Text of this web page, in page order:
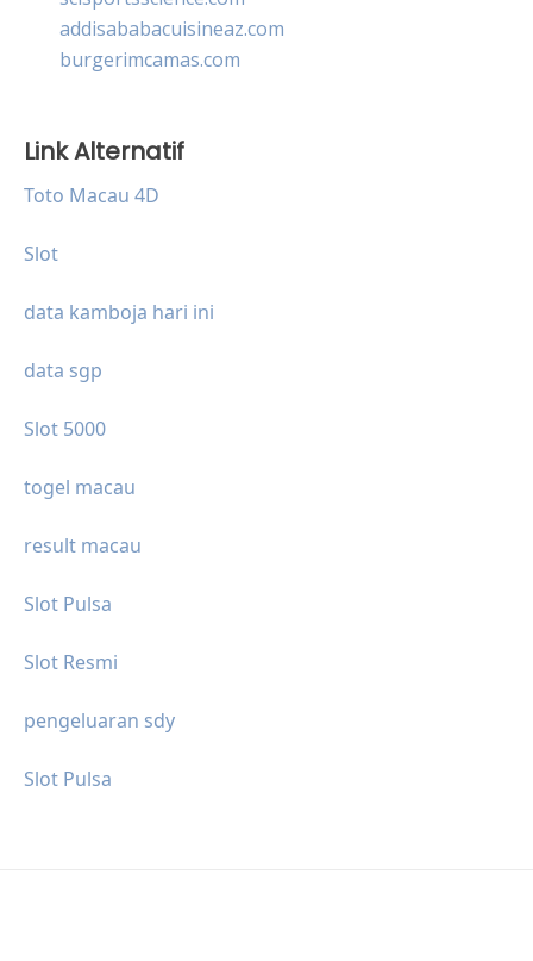
addisababacuisineaz.com
burgerimcamas.com
Link Alternatif
Toto Macau 4D
Slot
data kamboja hari ini
data sgp
Slot 5000
togel macau
result macau
Slot Pulsa
Slot Resmi
pengeluaran sdy
Slot Pulsa